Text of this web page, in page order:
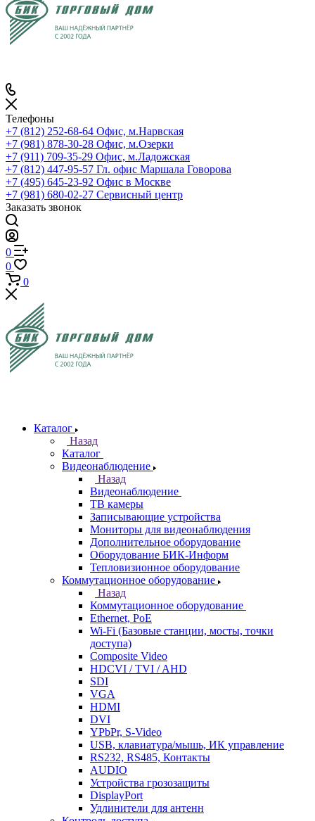
Телефоны
+7 (812) 252-68-64 Офис, м.Нарвская
+7 (981) 878-30-28 Офис, м.Озерки
+7 (911) 709-35-29 Офис, м.Ладожская
+7 (812) 447-95-57 Гл. офис Маршала Говорова
+7 (495) 645-23-92 Офис в Москве
+7 (981) 680-02-27 Сервисный центр
Заказать звонок
0
0
0
Каталог
Назад
Каталог
Видеонаблюдение
Назад
Видеонаблюдение
ТВ камеры
Записывающие устройства
Мониторы для видеонаблюдения
Дополнительное оборудование
Оборудование БИК-Информ
Тепловизионное оборудование
Коммутационное оборудование
Назад
Коммутационное оборудование
Ethernet, PoE
Wi-Fi (Базовые станции, мосты, точки
доступа)
Composite Video
HDCVI / TVI / AHD
SDI
VGA
HDMI
DVI
YPbPr, S-Video
USB, клавиатура/мышь, ИК управление
RS232, RS485, Контакты
AUDIO
Устройства грозозащиты
DisplayPort
Удлинители для антенн